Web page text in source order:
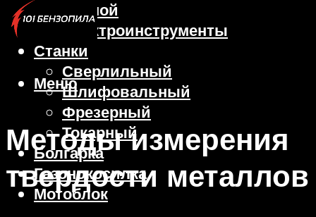
Ручной
Электроинструменты
Станки
Сверлильный
Шлифовальный
Фрезерный
Токарный
Болгарка
Газонокосилка
Мотоблок
Меню
Методы измерения
твердости металлов